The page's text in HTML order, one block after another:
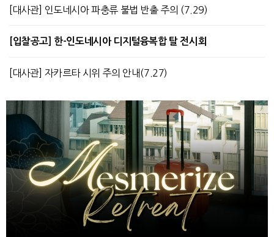
[대사관] 인도네시아 파충류 불법 반출 주의 (7.29)
[입찰공고] 한-인도네시아 디지털융복합 탈 전시회
[대사관] 자카르타 시위 주의 안내(7.27)